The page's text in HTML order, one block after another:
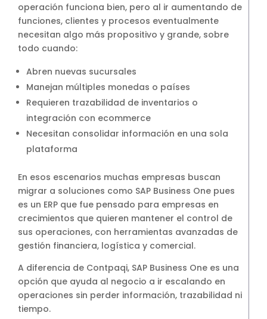
operación funciona bien, pero al ir aumentando de
funciones, clientes y procesos eventualmente
necesitan algo más propositivo y grande, sobre
todo cuando:
Abren nuevas sucursales
Manejan múltiples monedas o países
Requieren trazabilidad de inventarios o
integración con ecommerce
Necesitan consolidar información en una sola
plataforma
En esos escenarios muchas empresas buscan
migrar a soluciones como SAP Business One pues
es un ERP que fue pensado para empresas en
crecimientos que quieren mantener el control de
sus operaciones, con herramientas avanzadas de
gestión financiera, logística y comercial.
A diferencia de Contpaqi, SAP Business One es una
opción que ayuda al negocio a ir escalando en
operaciones sin perder información, trazabilidad ni
tiempo.